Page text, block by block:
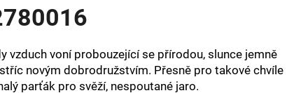
vzduch voní probouzející se přírodou, slunce jemně
novým dobrodružstvím. Přesně pro takové chvíle
parťák pro svěží, nespoutané jaro.